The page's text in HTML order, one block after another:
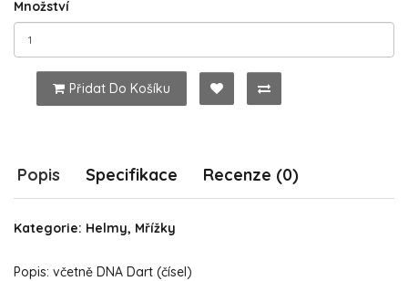
Množství
Přidat Do Košíku
Popis Specifikace Recenze (0)
Kategorie: Helmy, Mřížky
Popis: včetně DNA Dart (čísel)